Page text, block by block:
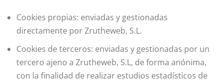
Cookies propias: enviadas y gestionadas
directamente por Zrutheweb, S.L.
Cookies de terceros: enviadas y gestionadas por un
tercero ajeno a Zrutheweb, S.L, de forma anónima,
con la finalidad de realizar estudios estadísticos de